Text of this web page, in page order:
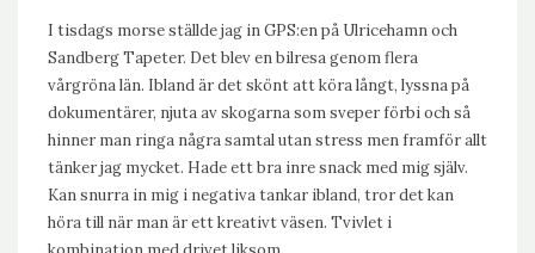
I tisdags morse ställde jag in GPS:en på Ulricehamn och
Sandberg Tapeter. Det blev en bilresa genom flera
vårgröna län. Ibland är det skönt att köra långt, lyssna på
dokumentärer, njuta av skogarna som sveper förbi och så
hinner man ringa några samtal utan stress men framför allt
tänker jag mycket. Hade ett bra inre snack med mig själv.
Kan snurra in mig i negativa tankar ibland, tror det kan
höra till när man är ett kreativt väsen. Tvivlet i